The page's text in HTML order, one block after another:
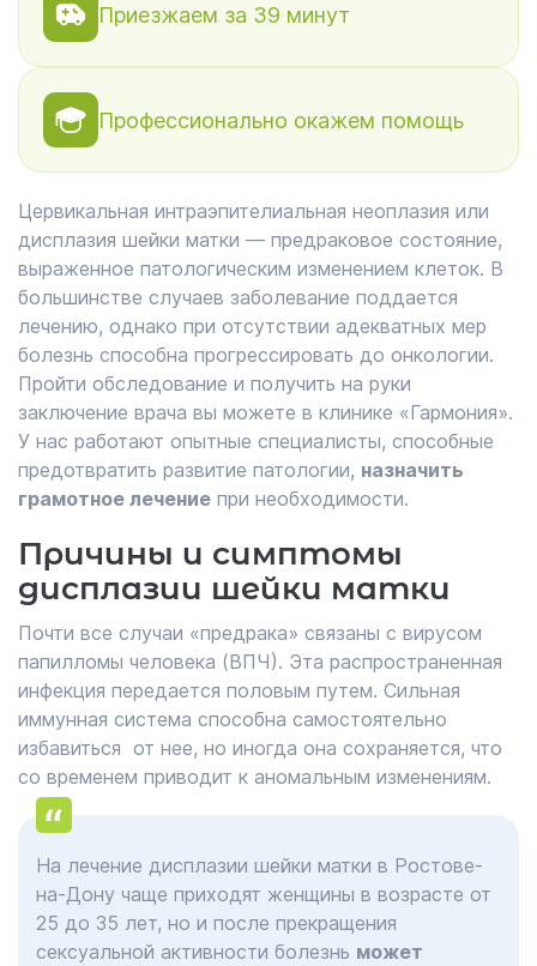
Приезжаем за 39 минут
Профессионально окажем помощь
Цервикальная интраэпителиальная неоплазия или
дисплазия шейки матки ― предраковое состояние,
выраженное патологическим изменением клеток. В
большинстве случаев заболевание поддается
лечению, однако при отсутствии адекватных мер
болезнь способна прогрессировать до онкологии.
Пройти обследование и получить на руки
заключение врача вы можете в клинике «Гармония».
У нас работают опытные специалисты, способные
предотвратить развитие патологии, назначить
грамотное лечение при необходимости.
Причины и симптомы
дисплазии шейки матки
Почти все случаи «предрака» связаны с вирусом
папилломы человека (ВПЧ). Эта распространенная
инфекция передается половым путем. Сильная
иммунная система способна самостоятельно
избавиться от нее, но иногда она сохраняется, что
со временем приводит к аномальным изменениям.
На лечение дисплазии шейки матки в Ростове-
на-Дону чаще приходят женщины в возрасте от
25 до 35 лет, но и после прекращения
сексуальной активности болезнь может